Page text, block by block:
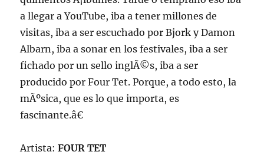
a llegar a YouTube, iba a tener millones de
visitas, iba a ser escuchado por Bjork y Damon
Albarn, iba a sonar en los festivales, iba a ser
fichado por un sello inglÃ©s, iba a ser
producido por Four Tet. Porque, a todo esto, la
mÃºsica, que es lo que importa, es
fascinante.â€
Artista:FOUR TET